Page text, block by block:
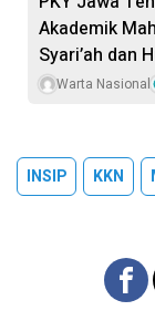
Akademik
Syari’ah dan
Warta Nasional
INSIP KKN